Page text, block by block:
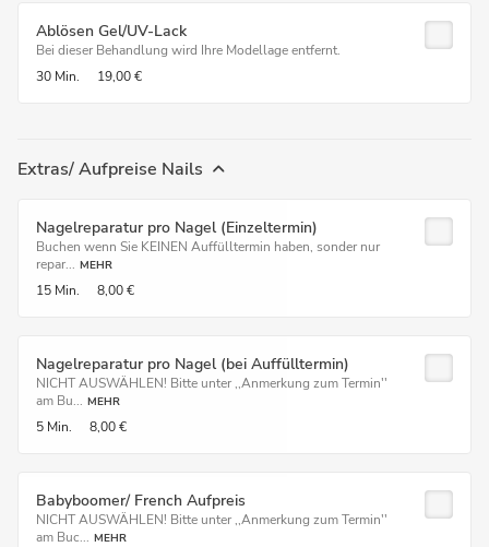
Ablösen Gel/UV-Lack
Bei dieser Behandlung wird Ihre Modellage entfernt.
30 Min.
19,00 €
Extras/ Aufpreise Nails
Nagelreparatur pro Nagel (Einzeltermin)
Buchen wenn Sie KEINEN Auffülltermin haben, sonder nur
repar... MEHR
15 Min. 8,00 €
Nagelreparatur pro Nagel (bei Auffülltermin)
NICHT AUSWÄHLEN! Bitte unter ,,Anmerkung zum Termin''
am Bu... MEHR
5 Min. 8,00 €
Babyboomer/ French Aufpreis
NICHT AUSWÄHLEN! Bitte unter ,,Anmerkung zum Termin''
am Buc... MEHR